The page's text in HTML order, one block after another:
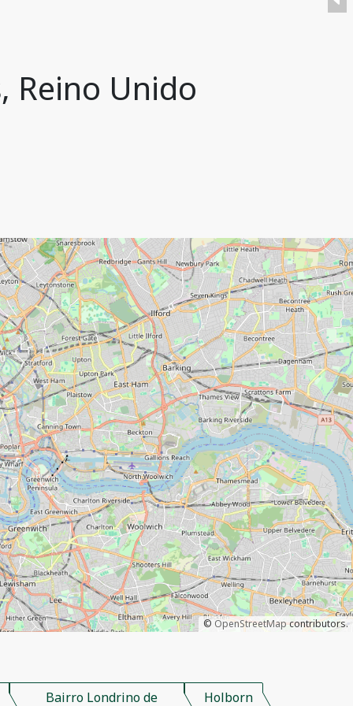
Reino Unido
©OpenStreetMapcontributors.
Bairro Londrino de
Holborn